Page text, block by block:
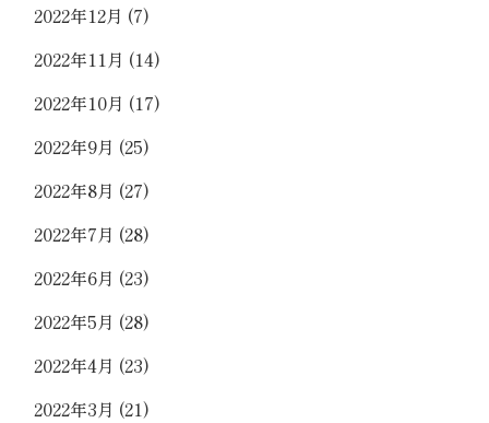
2022年12月 (7)
2022年11月 (14)
2022年10月 (17)
2022年9月 (25)
2022年8月 (27)
2022年7月 (28)
2022年6月 (23)
2022年5月 (28)
2022年4月 (23)
2022年3月 (21)